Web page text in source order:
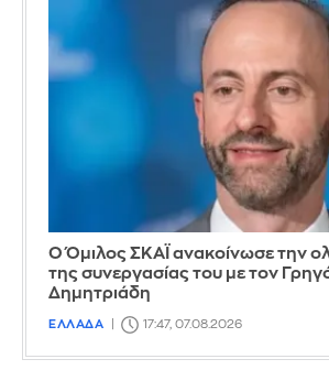
Ο Όμιλος ΣΚΑΪ ανακοίνωσε την
της συνεργασίας του με τον
Δημητριάδη
ΕΛΛΑΔΑ 17:47, 07.08.2026